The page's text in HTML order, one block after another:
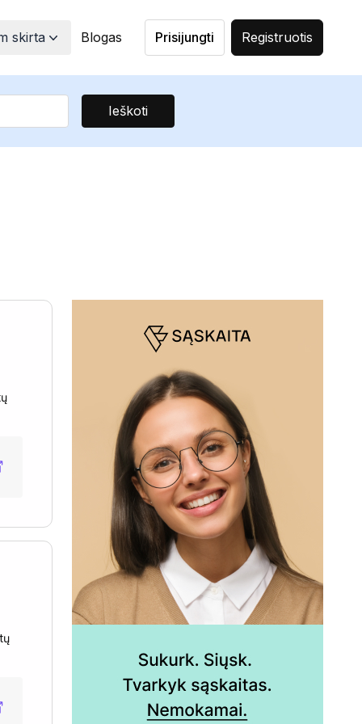
skirta Blogas Prisijungti Registruotis
Ieškoti